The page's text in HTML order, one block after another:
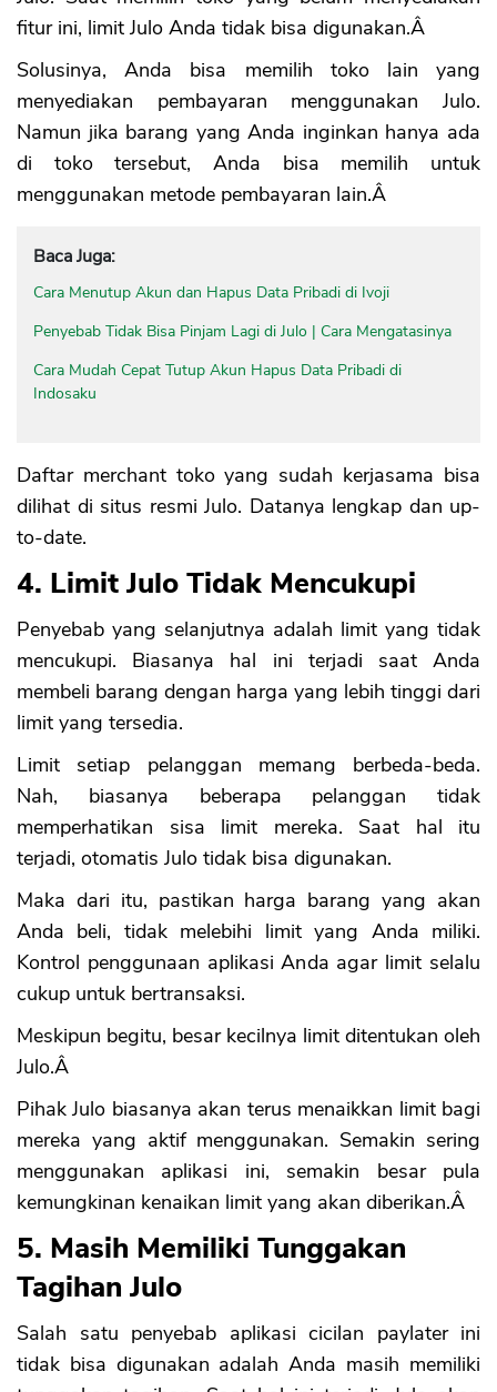
fitur ini, limit Julo Anda tidak bisa digunakan.Â
Solusinya, Anda bisa memilih toko lain yang
menyediakan pembayaran menggunakan Julo.
Namun jika barang yang Anda inginkan hanya ada
di toko tersebut, Anda bisa memilih untuk
menggunakan metode pembayaran lain.Â
Baca Juga:
Cara Menutup Akun dan Hapus Data Pribadi di Ivoji
Penyebab Tidak Bisa Pinjam Lagi di Julo | Cara Mengatasinya
Cara Mudah Cepat Tutup Akun Hapus Data Pribadi di
Indosaku
Daftar merchant toko yang sudah kerjasama bisa
dilihat di situs resmi Julo. Datanya lengkap dan up-
to-date.
4. Limit Julo Tidak Mencukupi
Penyebab yang selanjutnya adalah limit yang tidak
mencukupi. Biasanya hal ini terjadi saat Anda
membeli barang dengan harga yang lebih tinggi dari
limit yang tersedia.
Limit setiap pelanggan memang berbeda-beda.
Nah, biasanya beberapa pelanggan tidak
memperhatikan sisa limit mereka. Saat hal itu
terjadi, otomatis Julo tidak bisa digunakan.
Maka dari itu, pastikan harga barang yang akan
Anda beli, tidak melebihi limit yang Anda miliki.
Kontrol penggunaan aplikasi Anda agar limit selalu
cukup untuk bertransaksi.
Meskipun begitu, besar kecilnya limit ditentukan oleh
Julo.Â
Pihak Julo biasanya akan terus menaikkan limit bagi
mereka yang aktif menggunakan. Semakin sering
menggunakan aplikasi ini, semakin besar pula
kemungkinan kenaikan limit yang akan diberikan.Â
5. Masih Memiliki Tunggakan
Tagihan Julo
Salah satu penyebab aplikasi cicilan paylater ini
tidak bisa digunakan adalah Anda masih memiliki